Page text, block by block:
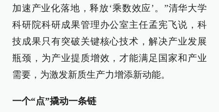
加速产业化落地，释放‘乘数效应’。”清华大学
科研院科研成果管理办公室主任孟宪飞说，科
技成果只有突破关键核心技术，解决产业发展
瓶颈，为产业提质增效，才能满足国家和产业
需要，为激发新质生产力增添新动能。
一个“点”撬动一条链